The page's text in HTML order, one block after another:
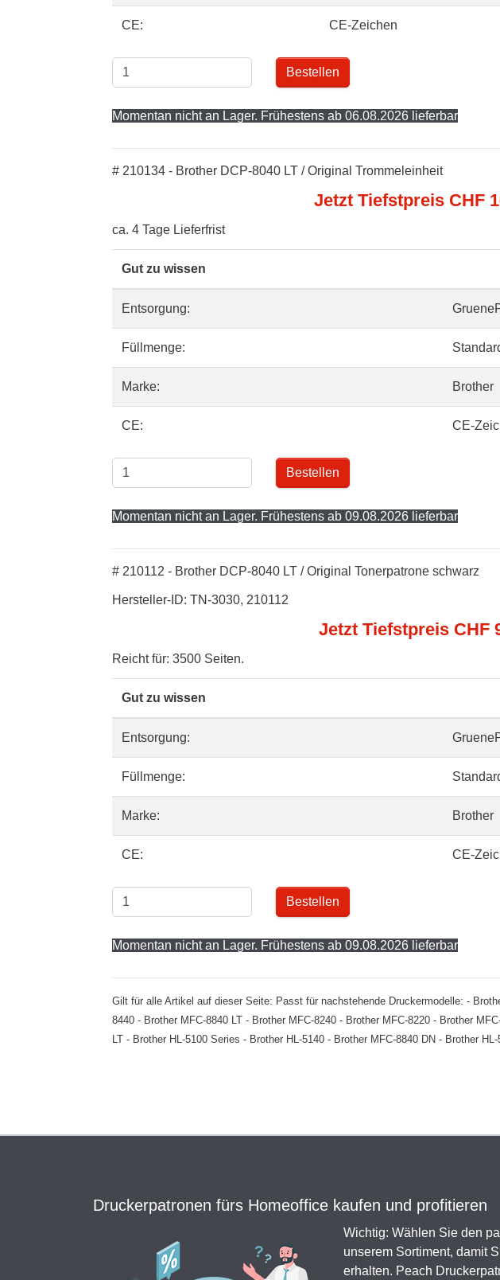
CE: CE-Zeichen
Bestellen
Momentan nicht an Lager. Frühestens ab 06.08.2026 lieferbar
# 210134 - Brother DCP-8040 LT / Original Trommeleinheit
Jetzt Tiefstpreis CHF
ca. 4 Tage Lieferfrist
Gut zu wissen
Entsorgung:
Füllmenge:
Marke: Brother
CE: CE-
Bestellen
Momentan nicht an Lager. Frühestens ab 09.08.2026 lieferbar
# 210112 - Brother DCP-8040 LT / Original Tonerpatrone schwarz
Hersteller-ID: TN-3030, 210112
Jetzt Tiefstpreis CHF
Reicht für: 3500 Seiten.
Gut zu wissen
Entsorgung:
Füllmenge:
Marke: Brother
CE: CE-
Bestellen
Momentan nicht an Lager. Frühestens ab 09.08.2026 lieferbar
Gilt für alle Artikel auf dieser Seite: Passt für nachstehende Druckermodelle: -
8440 - Brother MFC-8840 LT - Brother MFC-8240 - Brother MFC-8220 - Brother
LT - Brother HL-5100 Series - Brother HL-5140 - Brother MFC-8840 DN - Brother
Druckerpatronen fürs Homeoffice kaufen und profitieren
Wichtig: Wählen Sie den
unserem Sortiment, damit
erhalten. Peach